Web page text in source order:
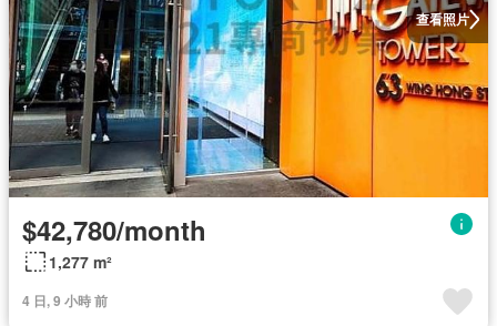
查看照片
$42,780/month
1,277 m²
4 日, 9 小時 前